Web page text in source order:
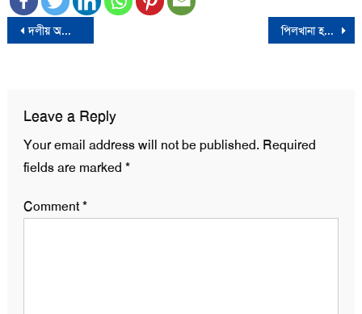
Post
দলীয় অফিস ভাঙচুরের সাথে জড়িতদের শাস্তির দাবিতে বিএনপির একাংশের সংবাদ সম্মেলন পিলখানা হত্যাকান্ডে নিজের নাম জড়ানোয় সোহেল তাজের প্রতিবাদ
Leave a Reply
Your email address will not be published. Required
fields are marked *
Comment*